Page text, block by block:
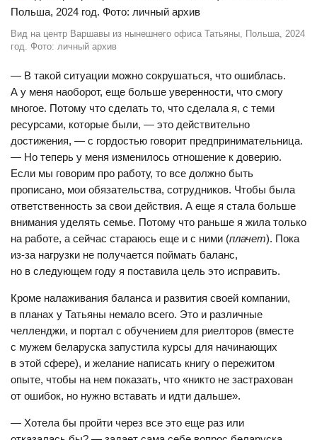
Вид на центр Варшавы из нынешнего офиса Татьяны, Польша, 2024
год. Фото: личный архив
— В такой ситуации можно сокрушаться, что ошиблась.
А у меня наоборот, еще больше уверенности, что смогу
многое. Потому что сделать то, что сделала я, с теми
ресурсами, которые были, — это действительно
достижения, — с гордостью говорит предпринимательница.
— Но теперь у меня изменилось отношение к доверию.
Если мы говорим про работу, то все должно быть
прописано, мои обязательства, сотрудников. Чтобы была
ответственность за свои действия. А еще я стала больше
внимания уделять семье. Потому что раньше я жила только
на работе, а сейчас стараюсь еще и с ними (плачет). Пока
из-за нагрузки не получается поймать баланс,
но в следующем году я поставила цель это исправить.
Кроме налаживания баланса и развития своей компании,
в планах у Татьяны немало всего. Это и различные
челленджи, и портал с обучением для риелторов (вместе
с мужем беларуска запустила курсы для начинающих
в этой сфере), и желание написать книгу о пережитом
опыте, чтобы на нем показать, что «никто не застрахован
от ошибок, но нужно вставать и идти дальше».
— Хотела бы пройти через все это еще раз или